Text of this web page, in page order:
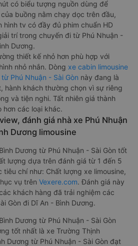
có biểu tượng nguồn dùng để
buồng nằm chạy dọc trên đầu,
hình tv có đầy đủ phim chuẩn HD
trí trong chuyến đi từ Phú Nhuận -
Dương.
thiết kế nhỏ hơn phù hợp với
nhỏ nhắn. Dòng xe cabin limousine
Phú Nhuận - Sài Gòn này đang là
hành khách thường chọn vì sự riêng
và tiện nghi. Tất nhiên giá thành
hơn các loại khác.
đánh giá nhà xe Phú Nhuận
Dương limousine
Dương từ Phú Nhuận - Sài Gòn tốt
lượng dựa trên đánh giá từ 1 đến 5
chí như: Chất lượng xe limousine,
vụ trên Vexere.com. Đánh giá này
khách hàng đã trải nghiệm các
Gòn đi Dĩ An - Bình Dương.
Dương từ Phú Nhuận - Sài Gòn
tốt nhất là xe Trường Thịnh
Dương từ Phú Nhuận - Sài Gòn đạt